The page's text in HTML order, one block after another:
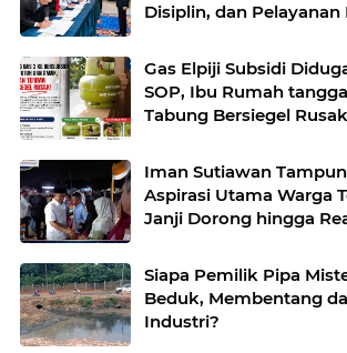
Disiplin, dan Pelayanan
Gas Elpiji Subsidi
SOP, Ibu Rumah
Tabung Bersiegel Rusak
Iman Sutiawan
Aspirasi Utama Warga
Janji Dorong hingga
Siapa Pemilik Pipa
Beduk, Membentang
Industri?